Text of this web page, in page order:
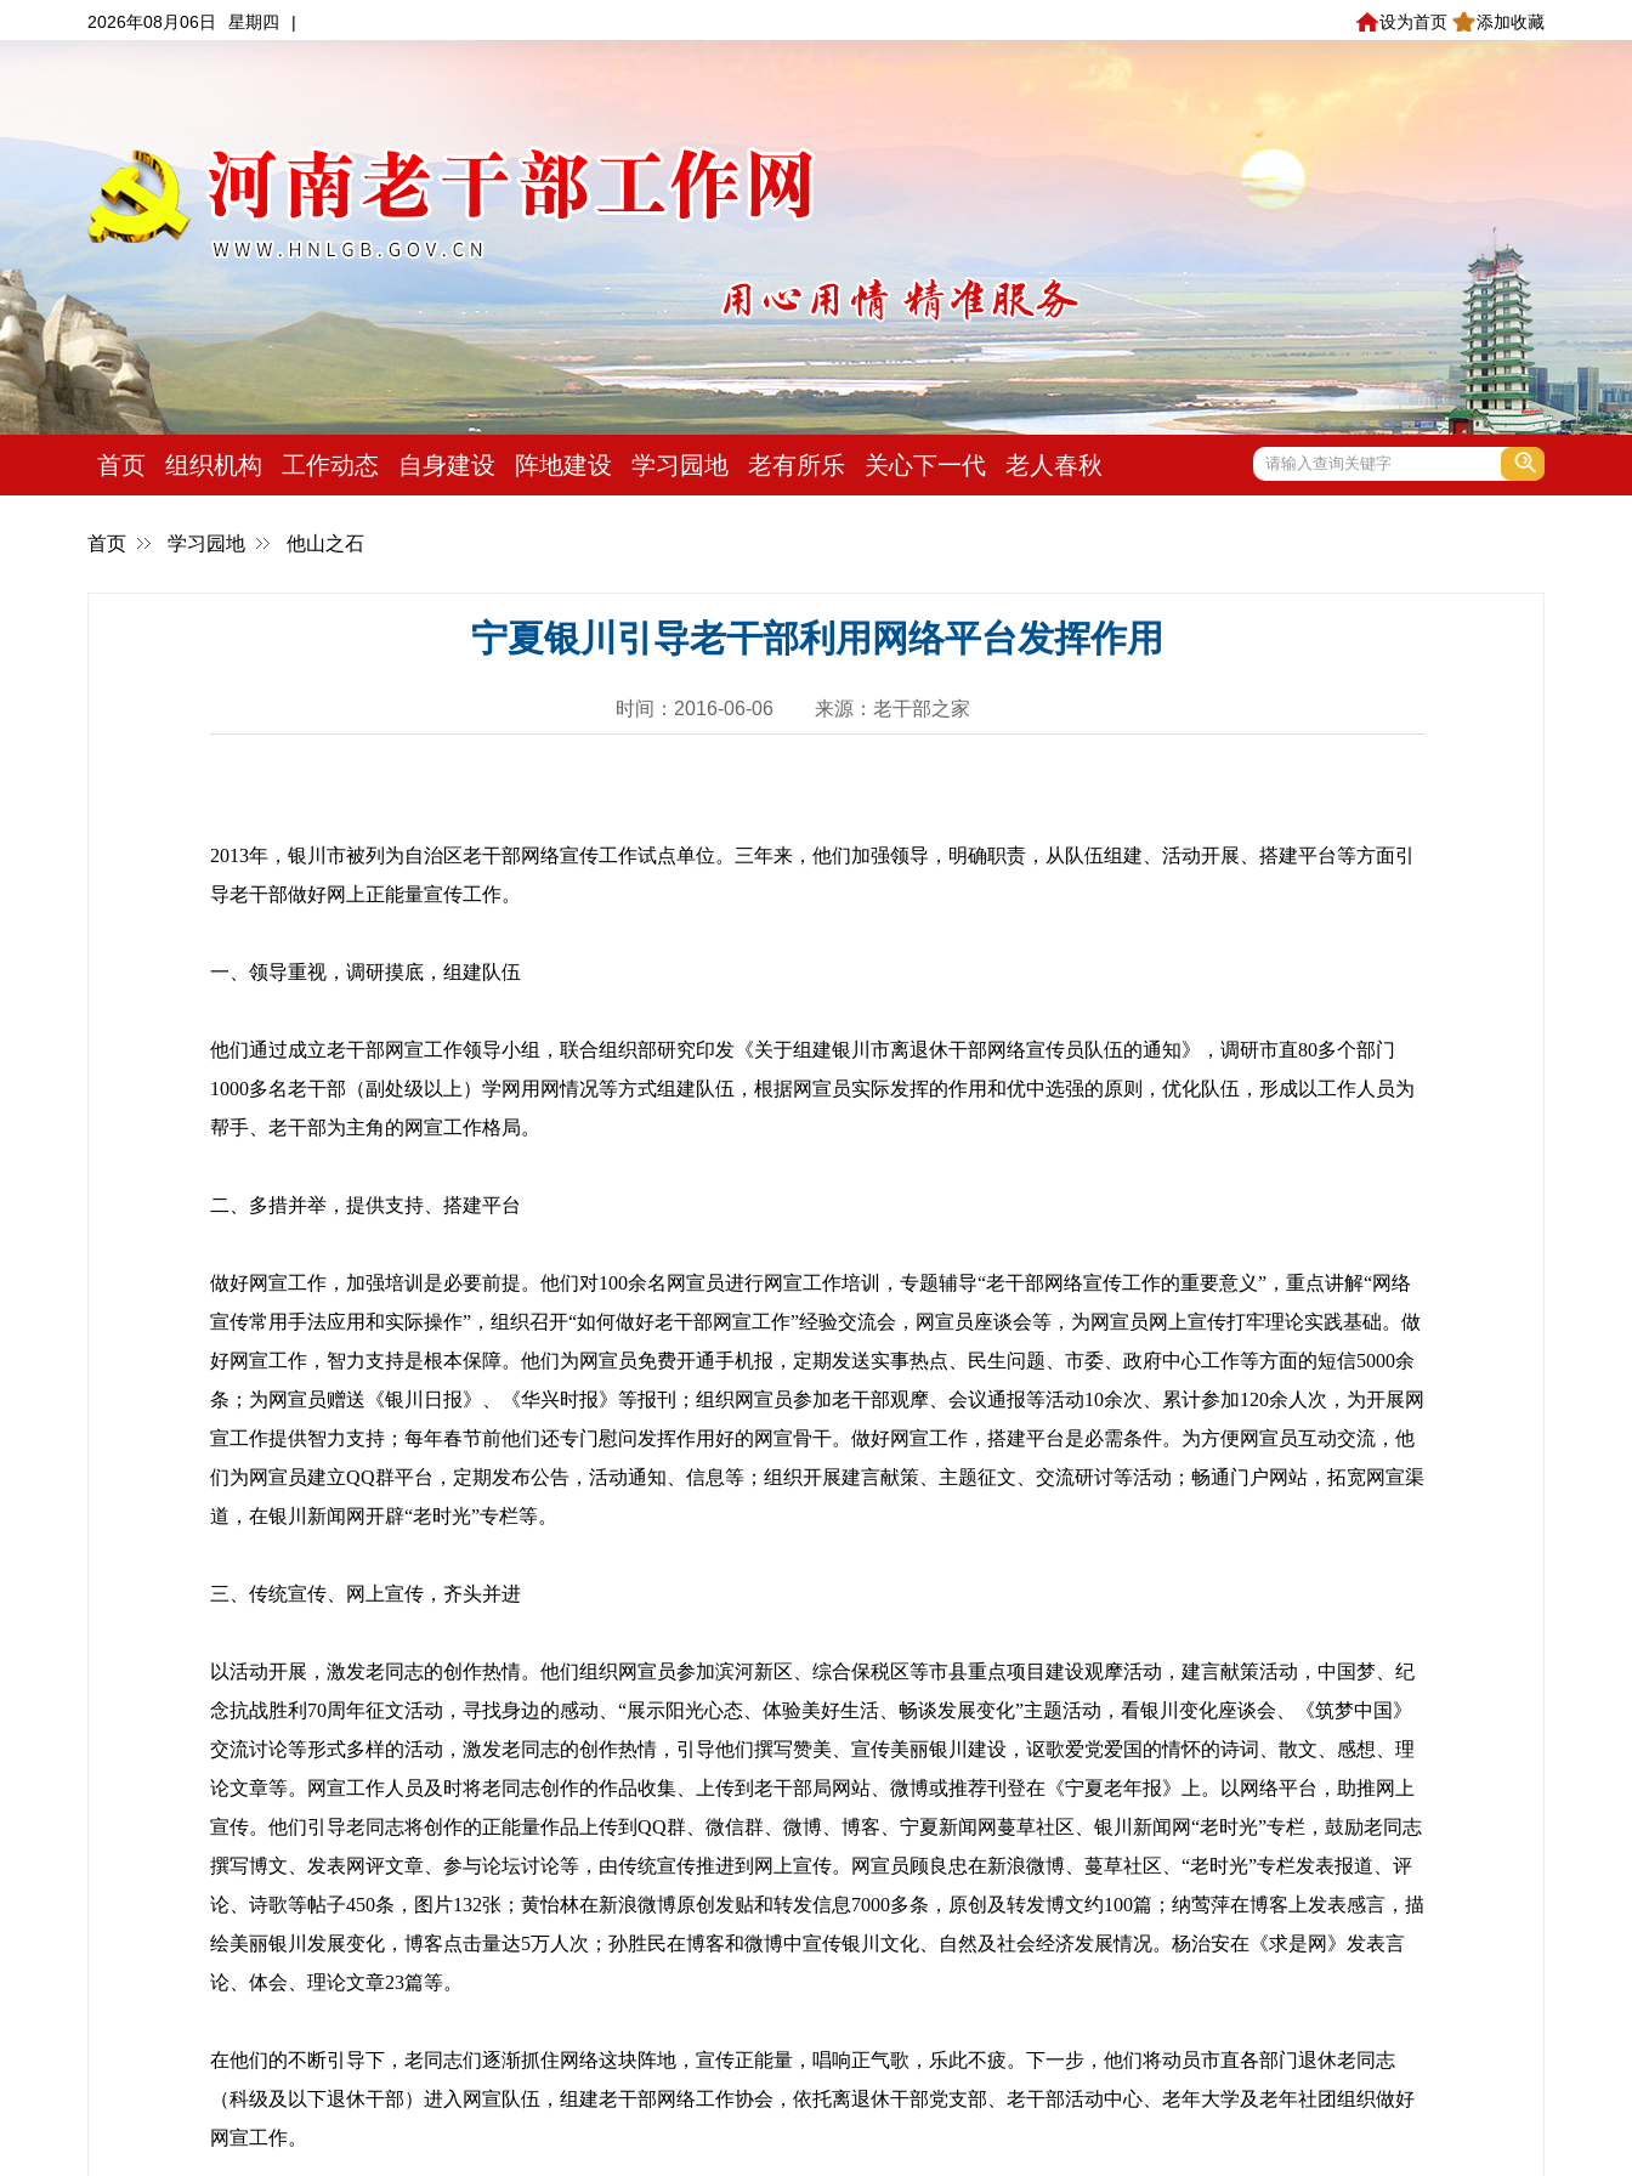
2026年08月06日 星期四 | 设为首页 添加收藏
首页 组织机构 工作动态 自身建设 阵地建设 学习园地 老有所乐 关心下一代 老人春秋
首页 学习园地 他山之石
宁夏银川引导老干部利用网络平台发挥作用
时间：2016-06-06 来源：老干部之家
2013年，银川市被列为自治区老干部网络宣传工作试点单位。三年来，他们加强领导，明确职责，从队伍组建、活动开展、搭建平台等方面引
导老干部做好网上正能量宣传工作。
一、领导重视，调研摸底，组建队伍
他们通过成立老干部网宣工作领导小组，联合组织部研究印发《关于组建银川市离退休干部网络宣传员队伍的通知》，调研市直80多个部门
1000多名老干部（副处级以上）学网用网情况等方式组建队伍，根据网宣员实际发挥的作用和优中选强的原则，优化队伍，形成以工作人员为
帮手、老干部为主角的网宣工作格局。
二、多措并举，提供支持、搭建平台
做好网宣工作，加强培训是必要前提。他们对100余名网宣员进行网宣工作培训，专题辅导“老干部网络宣传工作的重要意义”，重点讲解“网络
宣传常用手法应用和实际操作”，组织召开“如何做好老干部网宣工作”经验交流会，网宣员座谈会等，为网宣员网上宣传打牢理论实践基础。做
好网宣工作，智力支持是根本保障。他们为网宣员免费开通手机报，定期发送实事热点、民生问题、市委、政府中心工作等方面的短信5000余
条；为网宣员赠送《银川日报》、《华兴时报》等报刊；组织网宣员参加老干部观摩、会议通报等活动10余次、累计参加120余人次，为开展网
宣工作提供智力支持；每年春节前他们还专门慰问发挥作用好的网宣骨干。做好网宣工作，搭建平台是必需条件。为方便网宣员互动交流，他
们为网宣员建立QQ群平台，定期发布公告，活动通知、信息等；组织开展建言献策、主题征文、交流研讨等活动；畅通门户网站，拓宽网宣渠
道，在银川新闻网开辟“老时光”专栏等。
三、传统宣传、网上宣传，齐头并进
以活动开展，激发老同志的创作热情。他们组织网宣员参加滨河新区、综合保税区等市县重点项目建设观摩活动，建言献策活动，中国梦、纪
念抗战胜利70周年征文活动，寻找身边的感动、“展示阳光心态、体验美好生活、畅谈发展变化”主题活动，看银川变化座谈会、《筑梦中国》
交流讨论等形式多样的活动，激发老同志的创作热情，引导他们撰写赞美、宣传美丽银川建设，讴歌爱党爱国的情怀的诗词、散文、感想、理
论文章等。网宣工作人员及时将老同志创作的作品收集、上传到老干部局网站、微博或推荐刊登在《宁夏老年报》上。以网络平台，助推网上
宣传。他们引导老同志将创作的正能量作品上传到QQ群、微信群、微博、博客、宁夏新闻网蔓草社区、银川新闻网“老时光”专栏，鼓励老同志
撰写博文、发表网评文章、参与论坛讨论等，由传统宣传推进到网上宣传。网宣员顾良忠在新浪微博、蔓草社区、“老时光”专栏发表报道、评
论、诗歌等帖子450条，图片132张；黄怡林在新浪微博原创发贴和转发信息7000多条，原创及转发博文约100篇；纳莺萍在博客上发表感言，描
绘美丽银川发展变化，博客点击量达5万人次；孙胜民在博客和微博中宣传银川文化、自然及社会经济发展情况。杨治安在《求是网》发表言
论、体会、理论文章23篇等。
在他们的不断引导下，老同志们逐渐抓住网络这块阵地，宣传正能量，唱响正气歌，乐此不疲。下一步，他们将动员市直各部门退休老同志
（科级及以下退休干部）进入网宣队伍，组建老干部网络工作协会，依托离退休干部党支部、老干部活动中心、老年大学及老年社团组织做好
网宣工作。